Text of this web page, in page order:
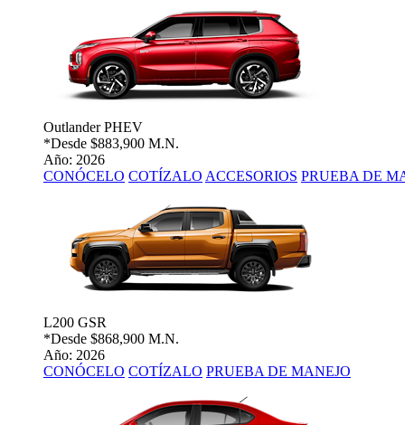
Outlander PHEV
*Desde $883,900 M.N.
Año: 2026
CONÓCELO COTÍZALO ACCESORIOS PRUEBA DE
L200 GSR
*Desde $868,900 M.N.
Año: 2026
CONÓCELO COTÍZALO PRUEBA DE MANEJO